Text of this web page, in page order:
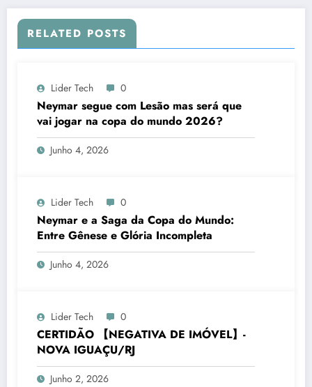
RELATED POSTS
Lider Tech 0
Neymar segue com Lesão mas será que
vai jogar na copa do mundo 2026?
Junho 4, 2026
Lider Tech 0
Neymar e a Saga da Copa do Mundo:
Entre Gênese e Glória Incompleta
Junho 4, 2026
Lider Tech 0
CERTIDÃO 【NEGATIVA DE IMÓVEL】-
NOVA IGUAÇU/RJ
Junho 2, 2026